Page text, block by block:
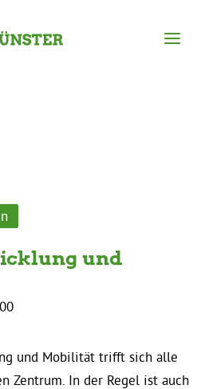
und
und Mobilität trifft sich alle
Zentrum. In der Regel ist auch